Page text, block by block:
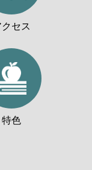
クセス
特色